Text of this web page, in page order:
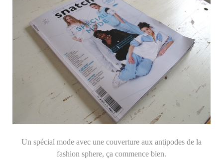
Un spécial mode avec une couverture aux antipodes de la
fashion sphere, ça commence bien.